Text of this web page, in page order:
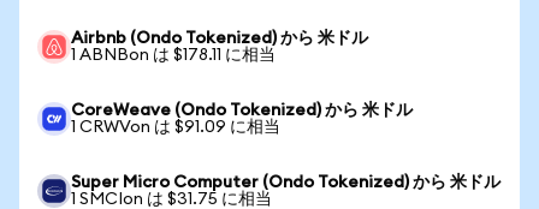
Airbnb (Ondo Tokenized) から 米ドル
1 ABNBon は $178.11 に相当
CoreWeave (Ondo Tokenized) から 米ドル
1 CRWVon は $91.09 に相当
Super Micro Computer (Ondo Tokenized) から 米ドル
1 SMCIon は $31.75 に相当